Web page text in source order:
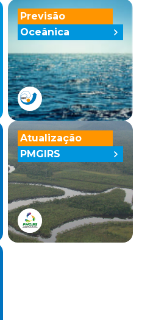
Previsão
Oceânica
Atualização
PMGIRS